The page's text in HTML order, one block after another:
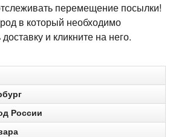
перемещение посылки!
в который необходимо
и кликните на него.
России